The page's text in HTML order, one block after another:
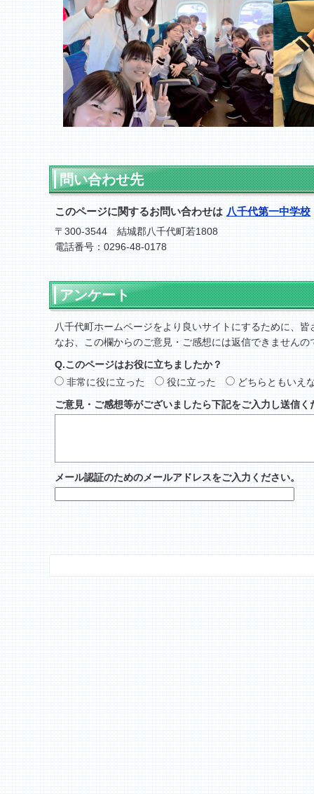
問い合わせ先
このページに関するお問い合わせは 八千代第一中学校
〒300-3544 結城郡八千代町若1808
電話番号：0296-48-0178
アンケート
八千代町ホームページをより良いサイトにするために、
なお、この欄からのご意見・ご感想には返信できませんの
Q.このページはお役に立ちましたか？
非常に役に立った
役に立った
どちらともいえ
ご意見・ご感想等がございましたら下記をご入力し送信く
メール認証のためのメールアドレスをご入力ください。